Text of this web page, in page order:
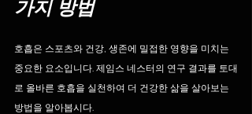
가지 방법
호흡은 스포츠와 건강, 생존에 밀접한 영향을 미치는
중요한 요소입니다. 제임스 네스터의 연구 결과를 토대
로 올바른 호흡을 실천하여 더 건강한 삶을 살아보는
방법을 알아봅시다.